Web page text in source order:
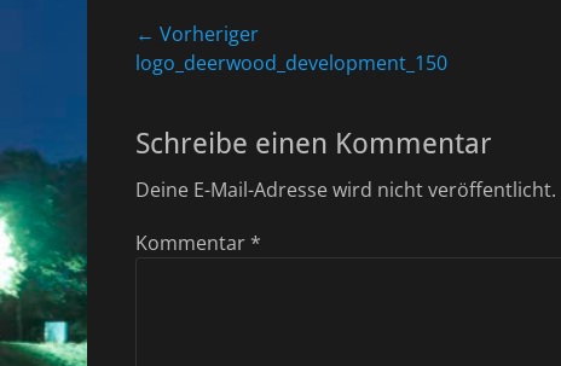
Beitragsnavigation
← Vorheriger
Vorheriger
logo_deerwood_development_150
Schreibe einen Kommentar
Deine E-Mail-Adresse wird nicht veröffentlicht.
Kommentar *